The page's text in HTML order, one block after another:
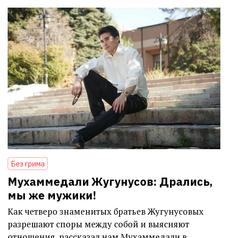
Без грима
Мухаммедали Жугунусов: Дрались,
мы же мужики!
Как четверо знаменитых братьев Жугунусовых
разрешают споры между собой и выясняют